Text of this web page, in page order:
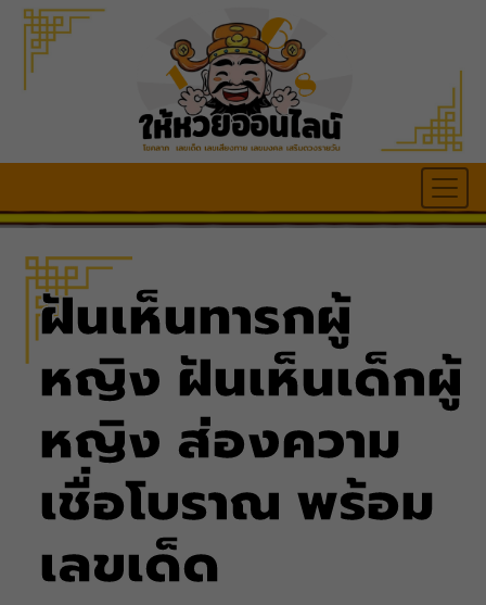
ฝันเห็นทารกผู้
หญิง ฝันเห็นเด็กผู้
หญิง ส่องความ
เชื่อโบราณ พร้อม
เลขเด็ด